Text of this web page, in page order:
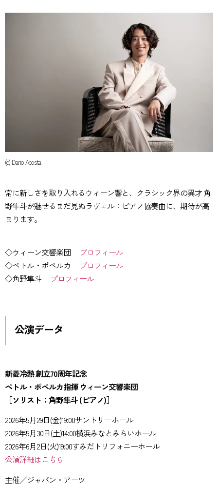
(c) Dario Acosta
常に新しさを取り入れるウィーン響と、クラシック界の異才 角
野隼斗が魅せるまだ見ぬラヴェル：ピアノ協奏曲に、期待が高
まります。
◇ウィーン交響楽団
プロフィール
◇ペトル・ポペルカ
プロフィール
◇角野隼斗
プロフィール
公演データ
新菱冷熱 創立70周年記念
ペトル・ポペルカ指揮 ウィーン交響楽団
［ソリスト：角野隼斗 (ピアノ)］
2026年5月29日(金)19:00サントリーホール
2026年5月30日(土)14:00横浜みなとみらいホール
2026年6月2日(火)19:00すみだトリフォニーホール
公演詳細はこちら
主催／ジャパン・アーツ